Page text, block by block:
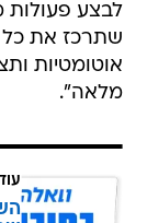
לבצע
שתרכז את כל
אוטומטיות
מלאה".